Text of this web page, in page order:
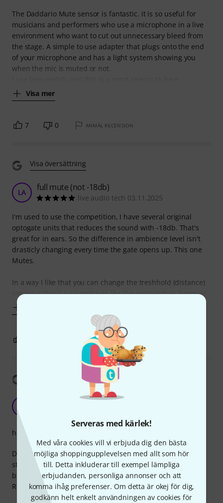
Serveras med kärlek!
Med våra cookies vill vi erbjuda dig den bästa
möjliga shoppingupplevelsen med allt som hör
till. Detta inkluderar till exempel lämpliga
erbjudanden, personliga annonser och att
komma ihåg preferenser. Om detta är okej för dig,
godkänn helt enkelt användningen av cookies för
The Daddario Mute sensor is fantastic. it is so useful for
musicians and performers who use a microphone in a live
environment who want to cut out unnecessary bleed from
the stage. A simple to use adapter that plugs onto the end
of your microphone and has a light system showing you
when the mic is muted or not.
Visa mer
7 0 ANMÄL RECENSION
Visa översättning
LA full mute (not -18db)
live audio tech 03.11.2025
I'm used to use the competition, I have several original
optogate units that reduces the sound with -18db. That's
great for in ears. So the difference in ambience level isn't
drasticly changing every time the gate opens up. This one
Mutes.
In a way I like that you can change the treshhold (distance)
setting without a screwdriver like the competition, however
ANMÄL RECENSION
Visa översättning
Easy and clean auto mute.
Does exactly what you want. Mutes unused vocalmics on
stage. Easy adjustment of distance, and it has a bypass
button. Sometimes i put tape over these after adjusting.
Red light when open, dark when silent.
hantverkskvalitet